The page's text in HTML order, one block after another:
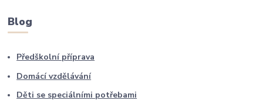
Blog
Předškolní příprava
Domácí vzdělávání
Děti se speciálními potřebami